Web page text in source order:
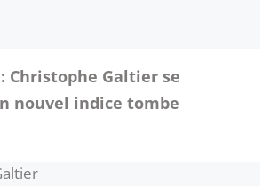
Christophe Galtier se
nouvel indice tombe